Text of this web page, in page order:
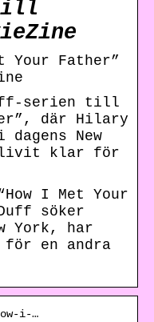
till
Your Father”
serien till
där Hilary
New
blivit klar för
I Met Your
söker
York, har
en andra
i-…